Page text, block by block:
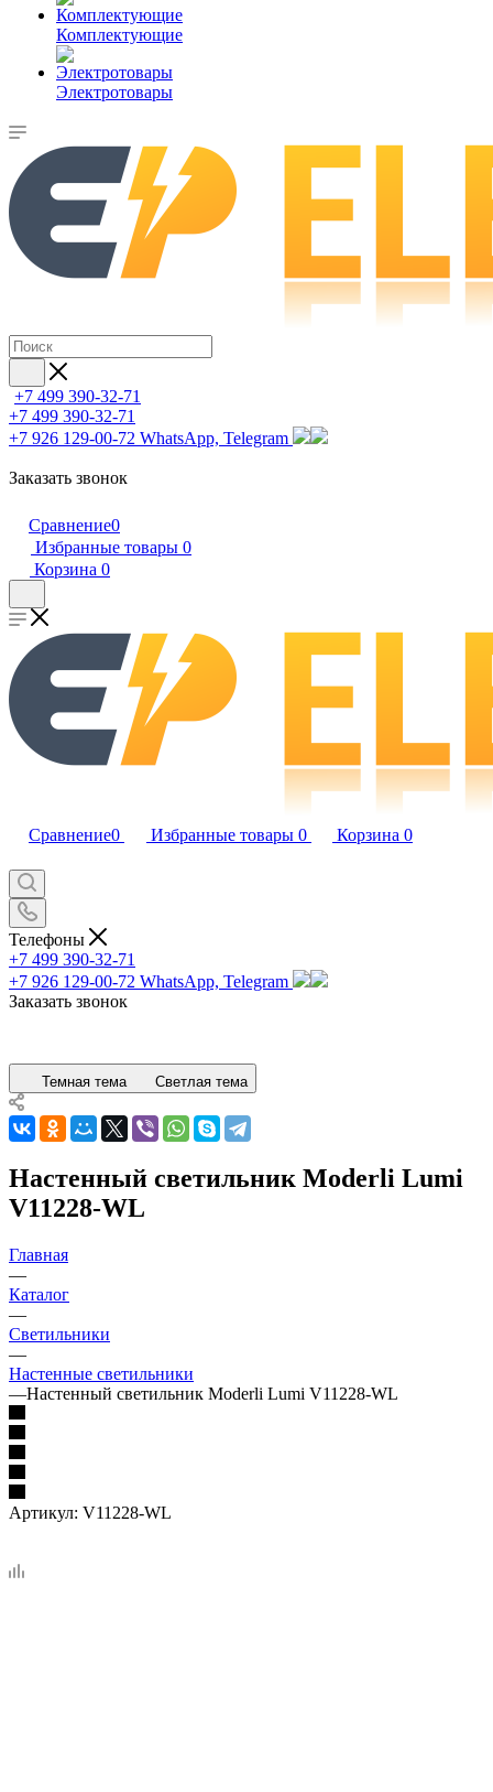
Комплектующие
Электротовары
+7 499 390-32-71
+7 499 390-32-71
+7 926 129-00-72 WhatsApp, Telegram
Заказать звонок
Сравнение0
Избранные товары 0
Корзина 0
Сравнение0 Избранные товары 0 Корзина 0
Телефоны
+7 499 390-32-71
+7 926 129-00-72 WhatsApp, Telegram
Заказать звонок
Темная тема Светлая тема
Настенный светильник Moderli Lumi
V11228-WL
Главная
—
Каталог
—
Светильники
—
Настенные светильники
—Настенный светильник Moderli Lumi V11228-WL
Артикул: V11228-WL